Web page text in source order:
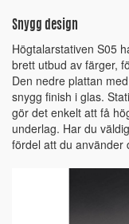
Snygg design
Högtalarstativen S05
brett utbud av färger,
Den nedre plattan
snygg finish i glas.
gör det enkelt att få
underlag. Har du
fördel att du använder